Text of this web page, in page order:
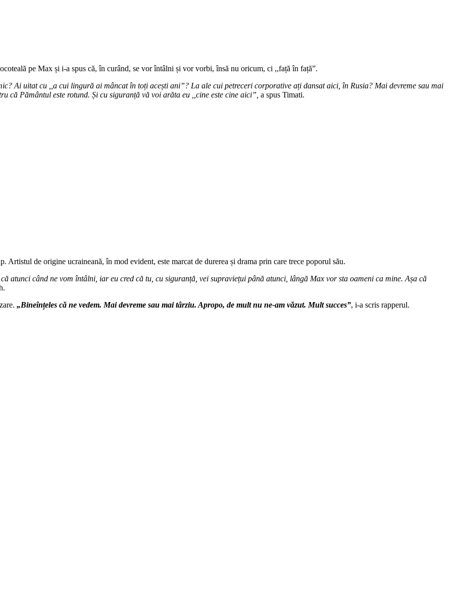
pe Max și i-a spus că, în curând, se vor întâlni și vor vorbi, însă nu oricum, ci ,,față în față”.
Ai uitat cu ,,a cui lingură ai mâncat în toți acești ani”? La ale cui petreceri corporative ați dansat aici, în Rusia? Mai devreme sau mai
că Pământul este rotund. Și cu siguranță vă voi arăta eu ,,cine este cine aici”, a spus Timati.
Artistul de origine ucraineană, în mod evident, este marcat de durerea și drama prin care trece poporul său.
atunci când ne vom întâlni, iar eu cred că tu, cu siguranță, vei supraviețui până atunci, lângă Max vor sta oameni ca mine. Așa că
„Bineînțeles că ne vedem. Mai devreme sau mai târziu. Apropo, de mult nu ne-am văzut. Mult succes”, i-a scris rapperul.